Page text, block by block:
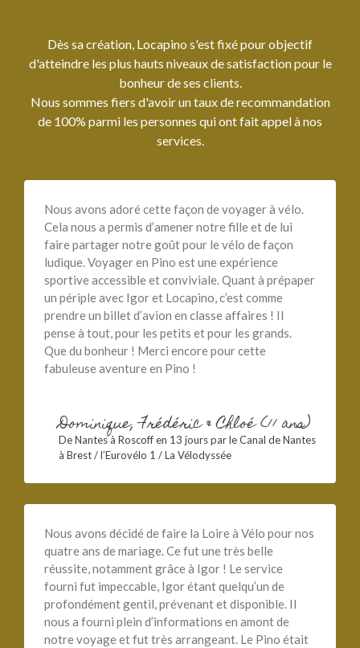
Dès sa création, Locapino s'est fixé pour objectif
d'atteindre les plus hauts niveaux de satisfaction pour le
bonheur de ses clients.
Nous sommes fiers d'avoir un taux de recommandation
de 100% parmi les personnes qui ont fait appel à nos
services.
Nous avons adoré cette façon de voyager à vélo.
Cela nous a permis d’amener notre fille et de lui
faire partager notre goût pour le vélo de façon
ludique. Voyager en Pino est une expérience
sportive accessible et conviviale. Quant à prépaper
un périple avec Igor et Locapino, c’est comme
prendre un billet d’avion en classe affaires ! Il
pense à tout, pour les petits et pour les grands.
Que du bonheur ! Merci encore pour cette
fabuleuse aventure en Pino !
Dominique, Frédéric & Chloé (11 ans)
De Nantes à Roscoff en 13 jours par le Canal de Nantes
à Brest / l’Eurovélo 1 / La Vélodyssée
Nous avons décidé de faire la Loire à Vélo pour nos
quatre ans de mariage. Ce fut une très belle
réussite, notamment grâce à Igor ! Le service
fourni fut impeccable, Igor étant quelqu’un de
profondément gentil, prévenant et disponible. Il
nous a fourni plein d’informations en amont de
notre voyage et fut très arrangeant. Le Pino était